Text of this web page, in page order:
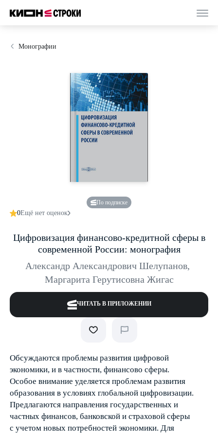
Монографии
По подписке
0Ещё нет оценок
Цифровизация финансово-кредитной сферы в
современной России: монография
Александр Александрович Шелупанов,
Маргарита Герутисовна Жигас
ЧИТАТЬ В ПРИЛОЖЕНИИ
Обсуждаются проблемы развития цифровой
экономики, и в частности, финансово сферы.
Особое внимание уделяется проблемам развития
образования в условиях глобальной цифровизации.
Предлагаются направления государственных и
частных финансов, банковской и страховой сферы
с учетом новых потребностей экономики. Для